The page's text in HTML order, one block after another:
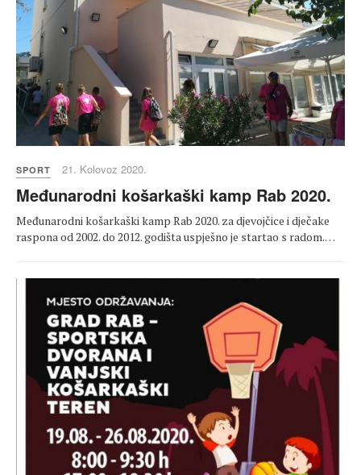
SPORT 21. Kolovoz 2020.
Međunarodni košarkaški kamp Rab 2020.
Međunarodni košarkaški kamp Rab 2020. za djevojčice i dječake
raspona od 2002. do 2012. godišta uspješno je startao s radom.…